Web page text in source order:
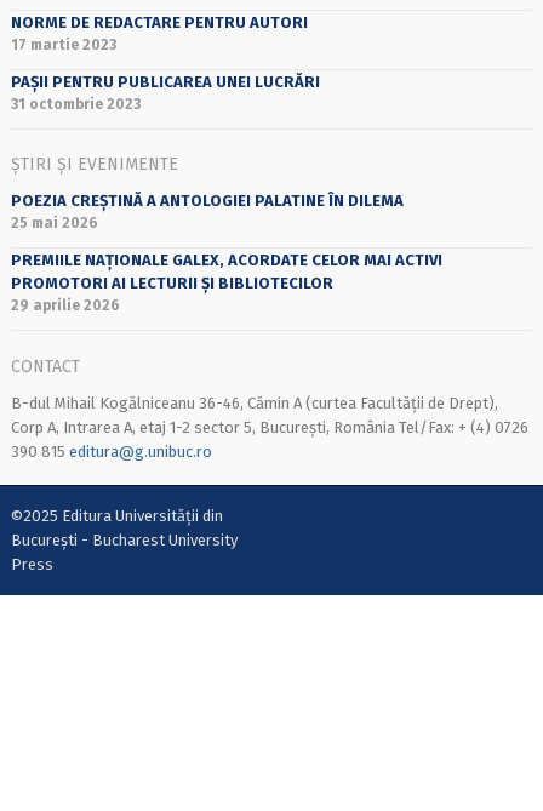
NORME DE REDACTARE PENTRU AUTORI
17 martie 2023
PAȘII PENTRU PUBLICAREA UNEI LUCRĂRI
31 octombrie 2023
ȘTIRI ȘI EVENIMENTE
POEZIA CREȘTINĂ A ANTOLOGIEI PALATINE ÎN DILEMA
25 mai 2026
PREMIILE NAȚIONALE GALEX, ACORDATE CELOR MAI ACTIVI
PROMOTORI AI LECTURII ȘI BIBLIOTECILOR
29 aprilie 2026
CONTACT
B-dul Mihail Kogălniceanu 36-46, Cămin A (curtea Facultății de Drept),
Corp A, Intrarea A, etaj 1-2 sector 5, București, România Tel/Fax: + (4) 0726
390 815 editura@g.unibuc.ro
©2025 Editura Universității din
București - Bucharest University
Press